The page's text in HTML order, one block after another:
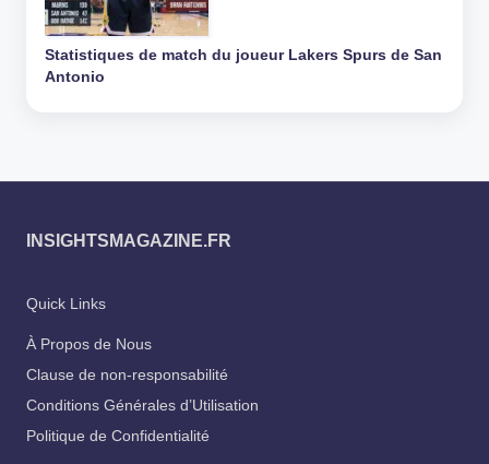
Statistiques de match du joueur Lakers Spurs de San
Antonio
INSIGHTSMAGAZINE.FR
Quick Links
À Propos de Nous
Clause de non-responsabilité
Conditions Générales d’Utilisation
Politique de Confidentialité